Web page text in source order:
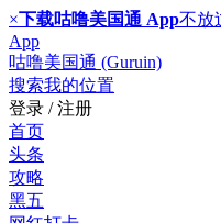
×下载咕噜美国通 App不放
App
咕噜美国通 (Guruin)
搜索我的位置
登录 / 注册
首页
头条
攻略
黑五